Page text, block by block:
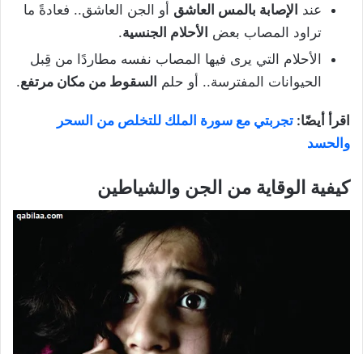
عند الإصابة بالمس العاشق أو الجن العاشق.. فعادةً ما
تراود المصاب بعض الأحلام الجنسية.
الأحلام التي يرى فيها المصاب نفسه مطاردًا من قِبل
الحيوانات المفترسة.. أو حلم السقوط من مكان مرتفع.
اقرأ أيضًا: تجربتي مع سورة الملك للتخلص من السحر
والحسد
كيفية الوقاية من الجن والشياطين